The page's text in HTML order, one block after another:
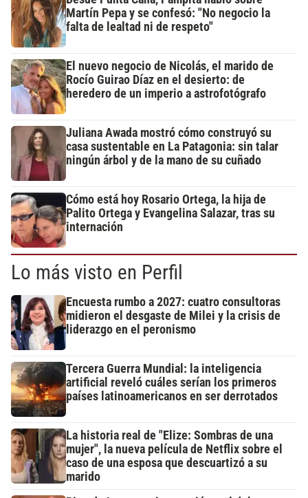
Martín Pepa y se confesó: "No negocio la
falta de lealtad ni de respeto"
El nuevo negocio de Nicolás, el marido de
Rocío Guirao Díaz en el desierto: de
heredero de un imperio a astrofotógrafo
Juliana Awada mostró cómo construyó su
casa sustentable en La Patagonia: sin talar
ningún árbol y de la mano de su cuñado
Cómo está hoy Rosario Ortega, la hija de
Palito Ortega y Evangelina Salazar, tras su
internación
Lo más visto en Perfil
Encuesta rumbo a 2027: cuatro consultoras
midieron el desgaste de Milei y la crisis de
liderazgo en el peronismo
Tercera Guerra Mundial: la inteligencia
artificial reveló cuáles serían los primeros
países latinoamericanos en ser derrotados
La historia real de "Elize: Sombras de una
mujer", la nueva película de Netflix sobre el
caso de una esposa que descuartizó a su
marido